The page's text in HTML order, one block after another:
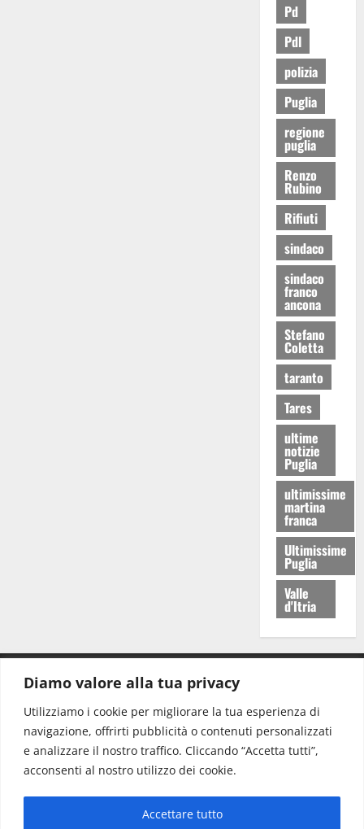
Diamo valore alla tua privacy
Utilizziamo i cookie per migliorare la tua esperienza di
navigazione, offrirti pubblicità o contenuti personalizzati
e analizzare il nostro traffico. Cliccando “Accetta tutti”,
acconsenti al nostro utilizzo dei cookie.
Accettare tutto
Pd
Pdl
polizia
Puglia
regione
puglia
Renzo
Rubino
Rifiuti
sindaco
sindaco
franco
ancona
Stefano
Coletta
taranto
Tares
ultime
notizie
Puglia
ultimissime
martina
franca
Ultimissime
Puglia
Valle
d'Itria
Redazione: redazione@www.martinasera.it
Direttore:direttore@www.martinasera.it
Info & Commerciale:info@www.martinasera.it